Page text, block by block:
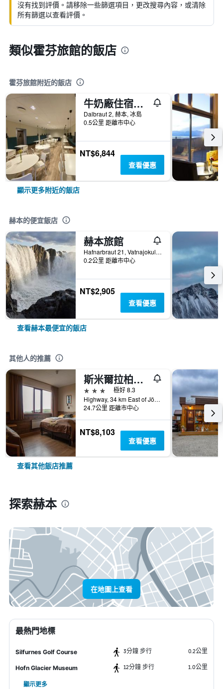
沒有找到評價。請移除一些篩選項目，更改搜尋內容，或清除
所有篩選以查看評價。
類似霍芬旅館的飯店
霍芬旅館附近的飯店
牛奶廠住宿加早餐旅館
Dalbraut 2, 赫本, 冰島
0.5公里 距離市中心
NT$6,844
查看優惠
顯示更多附近的飯店
赫本的便宜飯店
赫本旅館
Hafnarbraut 21, Vatnajokull, 赫本, 冰島
0.2公里 距離市中心
NT$2,905
查看優惠
查看赫本最便宜的飯店
其他人的推薦
斯米爾拉柏格酒店
3星級
極好 8.3
Highway, 34 km East of Jökulsárlón, 赫本, 冰島
24.7公里 距離市中心
NT$8,103
查看優惠
查看其他飯店推薦
探索赫本
在地圖上查看
最熱門地標
Silfurnes Golf Course 3分鐘 步行 0.2公里
Hofn Glacier Museum 12分鐘 步行 1.0公里
顯示更多